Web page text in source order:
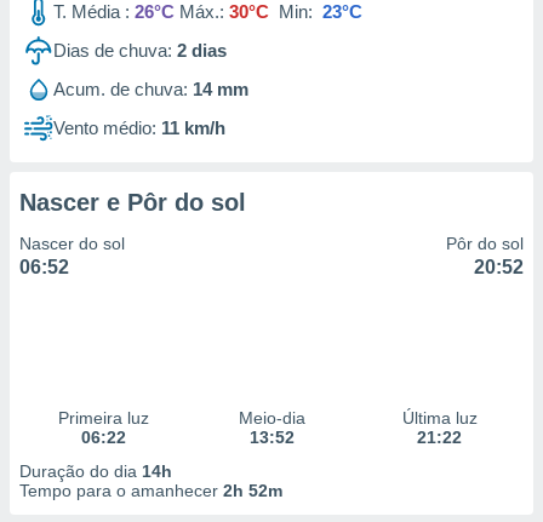
T. Média : 26°C Máx.: 30°C Min: 23°C
Dias de chuva: 2 dias
Acum. de chuva: 14 mm
Vento médio: 11 km/h
Nascer e Pôr do sol
Nascer do sol
06:52
Pôr do sol
20:52
Primeira luz
06:22
Meio-dia
13:52
Última luz
21:22
Duração do dia 14h
Tempo para o amanhecer 2h 52m